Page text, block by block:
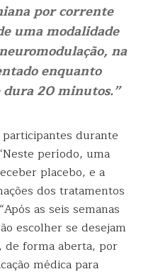
por corrente
uma modalidade
na
enquanto
dura 20 minutos.”
durante
período, uma
placebo, e a
dos tratamentos
as seis semanas
escolher se desejam
de forma aberta, por
médica para